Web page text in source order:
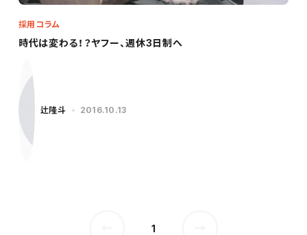
時代は変わる！？ヤフー、週休3日制へ
採用コラム
辻隆斗 2016.10.13
1